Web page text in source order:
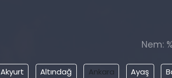
Nem:
Akyurt Altındağ Ankara Ayaş